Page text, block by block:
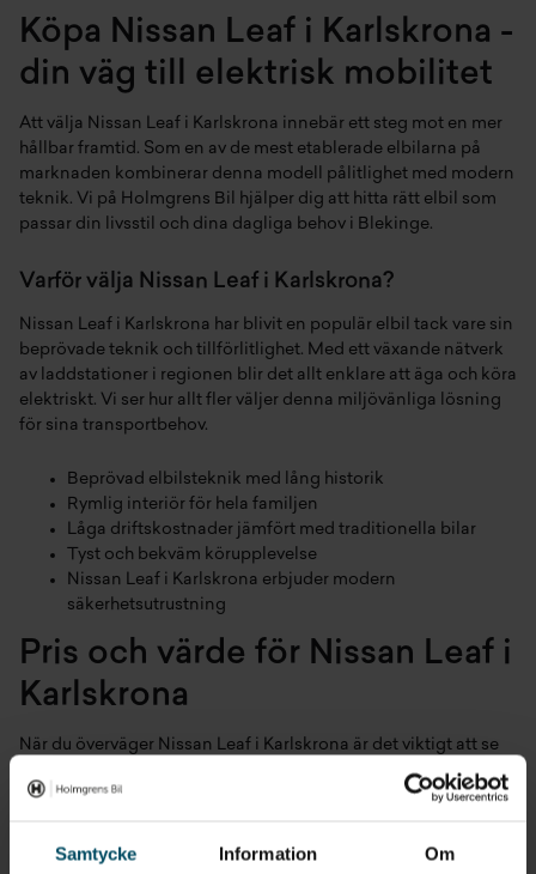
Samtycke Information Om
Köpa Nissan Leaf i Karlskrona -
din väg till elektrisk mobilitet
Att välja Nissan Leaf i Karlskrona innebär ett steg mot en mer
hållbar framtid. Som en av de mest etablerade elbilarna på
marknaden kombinerar denna modell pålitlighet med modern
teknik. Vi på Holmgrens Bil hjälper dig att hitta rätt elbil som
passar din livsstil och dina dagliga behov i Blekinge.
Varför välja Nissan Leaf i Karlskrona?
Nissan Leaf i Karlskrona har blivit en populär elbil tack vare sin
beprövade teknik och tillförlitlighet. Med ett växande nätverk
av laddstationer i regionen blir det allt enklare att äga och köra
elektriskt. Vi ser hur allt fler väljer denna miljövänliga lösning
för sina transportbehov.
Beprövad elbilsteknik med lång historik
Rymlig interiör för hela familjen
Låga driftskostnader jämfört med traditionella bilar
Tyst och bekväm körupplevelse
Nissan Leaf i Karlskrona erbjuder modern
säkerhetsutrustning
Pris och värde för Nissan Leaf i
Karlskrona
När du överväger Nissan Leaf i Karlskrona är det viktigt att se
helheten. Utöver själva inköpskostnaden sparar du betydligt
på bränslekostnader och service. Elbilens enkla konstruktion
underhållskostnader över tid.